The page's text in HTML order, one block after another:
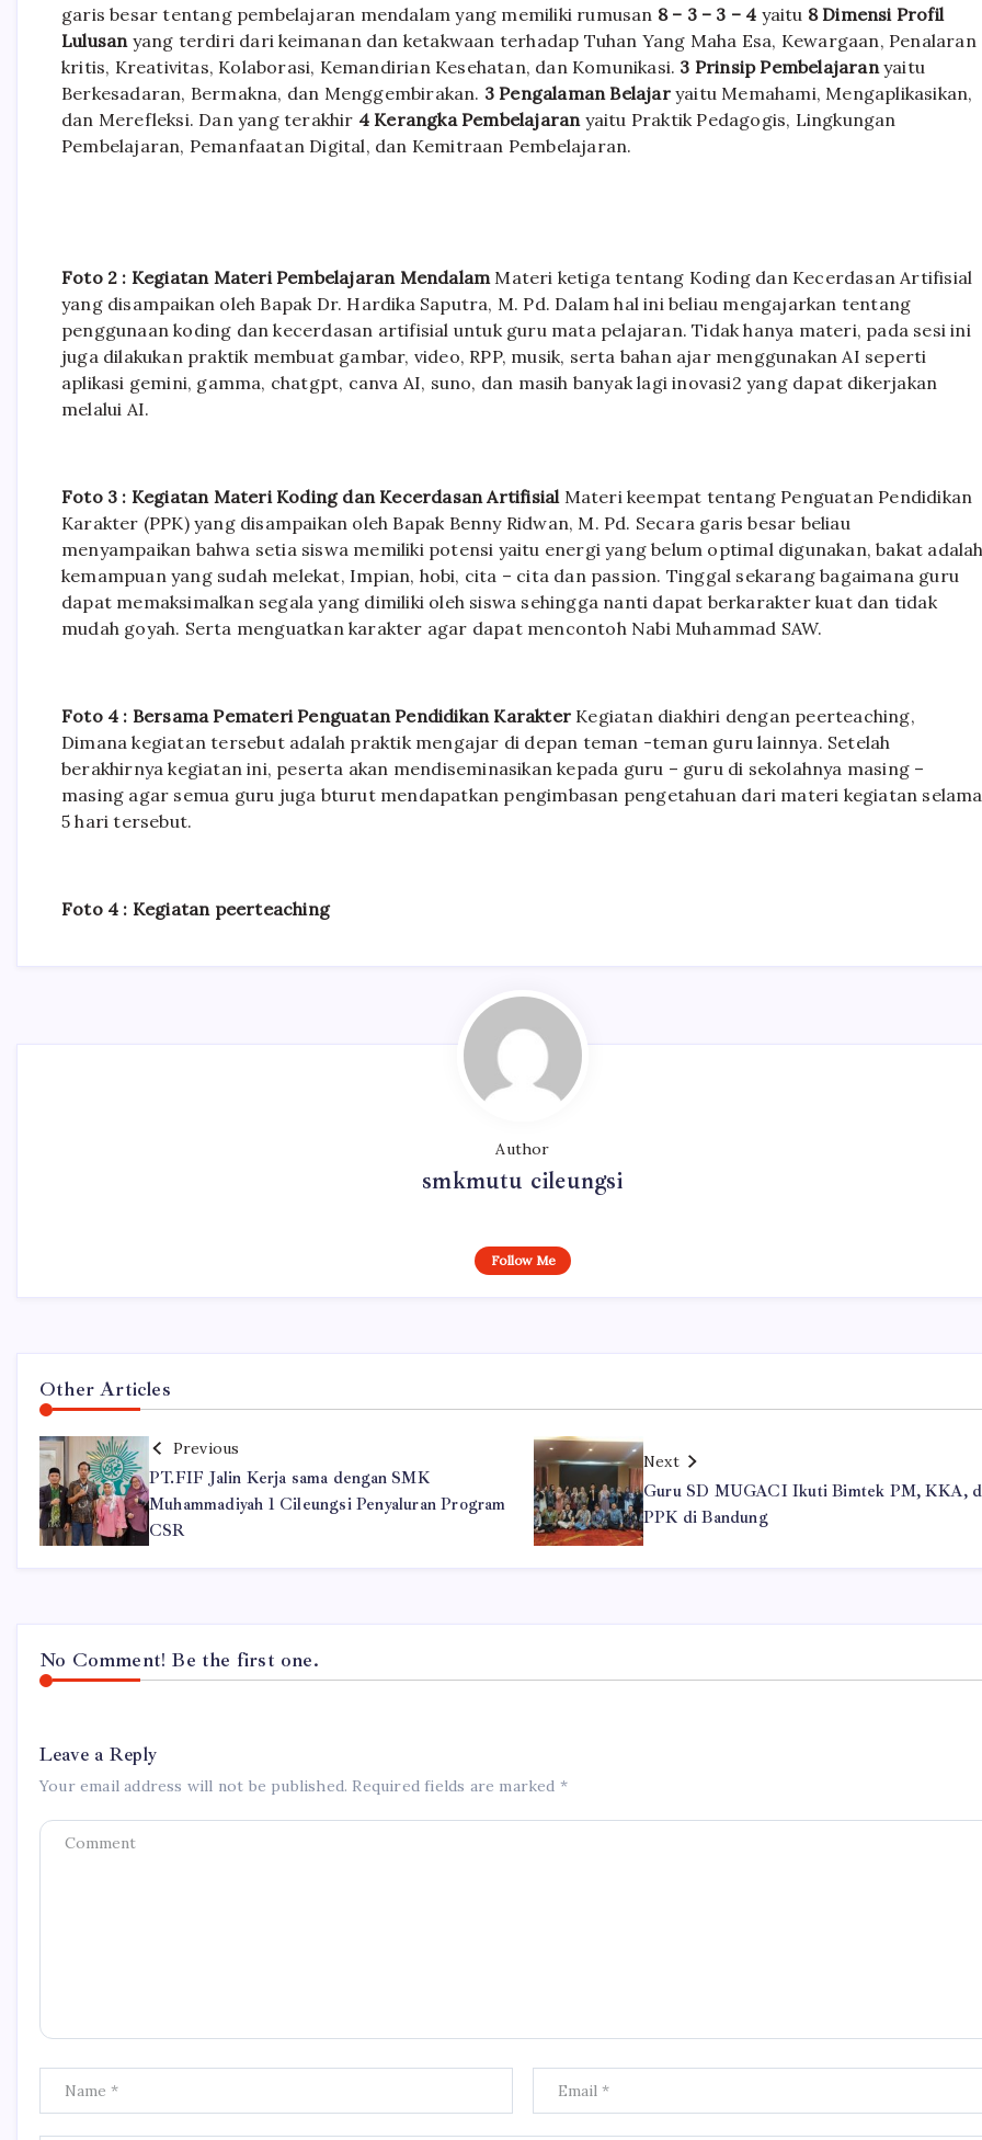
garis besar tentang pembelajaran mendalam yang memiliki rumusan 8 – 3 – 3 – 4 yaitu 8 Dimensi Profil
Lulusan yang terdiri dari keimanan dan ketakwaan terhadap Tuhan Yang Maha Esa, Kewargaan, Penalaran
kritis, Kreativitas, Kolaborasi, Kemandirian Kesehatan, dan Komunikasi. 3 Prinsip Pembelajaranyaitu
Berkesadaran, Bermakna, dan Menggembirakan. 3 Pengalaman Belajaryaitu Memahami, Mengaplikasikan,
dan Merefleksi. Dan yang terakhir 4 Kerangka Pembelajaran yaitu Praktik Pedagogis, Lingkungan
Pembelajaran, Pemanfaatan Digital, dan Kemitraan Pembelajaran.
Foto 2 : Kegiatan Materi Pembelajaran Mendalam Materi ketiga tentang Koding dan Kecerdasan Artifisial
yang disampaikan oleh Bapak Dr. Hardika Saputra, M. Pd. Dalam hal ini beliau mengajarkan tentang
penggunaan koding dan kecerdasan artifisial untuk guru mata pelajaran. Tidak hanya materi, pada sesi ini
juga dilakukan praktik membuat gambar, video, RPP, musik, serta bahan ajar menggunakan AI seperti
aplikasi gemini, gamma, chatgpt, canva AI, suno, dan masih banyak lagi inovasi2 yang dapat dikerjakan
melalui AI.
Foto 3 : Kegiatan Materi Koding dan Kecerdasan Artifisial Materi keempat tentang Penguatan Pendidikan
Karakter (PPK) yang disampaikan oleh Bapak Benny Ridwan, M. Pd. Secara garis besar beliau
menyampaikan bahwa setia siswa memiliki potensi yaitu energi yang belum optimal digunakan, bakat
kemampuan yang sudah melekat, Impian, hobi, cita – cita dan passion. Tinggal sekarang bagaimana guru
dapat memaksimalkan segala yang dimiliki oleh siswa sehingga nanti dapat berkarakter kuat dan tidak
mudah goyah. Serta menguatkan karakter agar dapat mencontoh Nabi Muhammad SAW.
Foto 4 : Bersama Pemateri Penguatan Pendidikan Karakter Kegiatan diakhiri dengan peerteaching,
Dimana kegiatan tersebut adalah praktik mengajar di depan teman -teman guru lainnya. Setelah
berakhirnya kegiatan ini, peserta akan mendiseminasikan kepada guru – guru di sekolahnya masing –
masing agar semua guru juga bturut mendapatkan pengimbasan pengetahuan dari materi kegiatan selama
5 hari tersebut.
Foto 4 : Kegiatan peerteaching
Author
smkmutu cileungsi
Follow Me
Other Articles
Previous
PT.FIF Jalin Kerja sama dengan SMK
Muhammadiyah 1 Cileungsi Penyaluran Program
CSR
Next
Guru SD MUGACI Ikuti Bimtek PM, KKA,
PPK di Bandung
No Comment! Be the first one.
Leave a Reply
Your email address will not be published. Required fields are marked *